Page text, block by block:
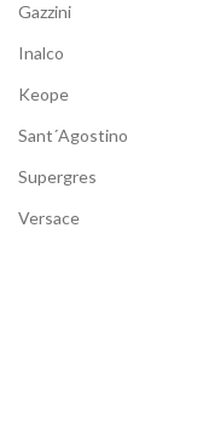
Gazzini
Inalco
Keope
Sant´Agostino
Supergres
Versace